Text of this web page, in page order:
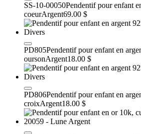
SS-10-00050Pendentif pour enfant
coeurArgent69.00 $
PD805Pendentif pour enfant en
oursonArgent18.00 $
PD806Pendentif pour enfant en
croixArgent18.00 $